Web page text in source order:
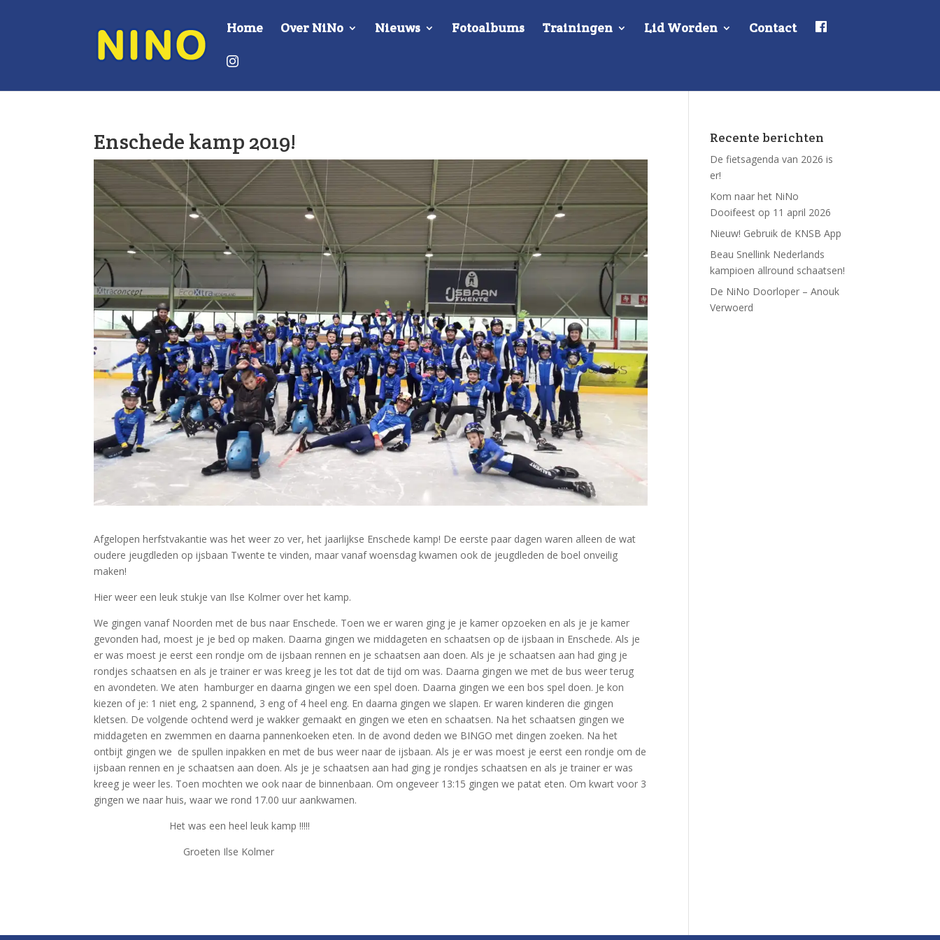
Home Over NiNo Nieuws Fotoalbums Trainingen Lid Worden Contact
k
I
n
t
a
m
Enschede kamp 2019!
Afgelopen herfstvakantie was het weer zo ver, het jaarlijkse Enschede kamp! De eerste paar dagen waren alleen de wat
oudere jeugdleden op ijsbaan Twente te vinden, maar vanaf woensdag kwamen ook de jeugdleden de boel onveilig
maken!
Hier weer een leuk stukje van Ilse Kolmer over het kamp.
We gingen vanaf Noorden met de bus naar Enschede. Toen we er waren ging je je kamer opzoeken en als je je kamer
gevonden had, moest je je bed op maken. Daarna gingen we middageten en schaatsen op de ijsbaan in Enschede. Als je
er was moest je eerst een rondje om de ijsbaan rennen en je schaatsen aan doen. Als je je schaatsen aan had ging je
rondjes schaatsen en als je trainer er was kreeg je les tot dat de tijd om was. Daarna gingen we met de bus weer terug
en avondeten. We aten hamburger en daarna gingen we een spel doen. Daarna gingen we een bos spel doen. Je kon
kiezen of je: 1 niet eng, 2 spannend, 3 eng of 4 heel eng. En daarna gingen we slapen. Er waren kinderen die gingen
kletsen. De volgende ochtend werd je wakker gemaakt en gingen we eten en schaatsen. Na het schaatsen gingen we
middageten en zwemmen en daarna pannenkoeken eten. In de avond deden we BINGO met dingen zoeken. Na het
ontbijt gingen we de spullen inpakken en met de bus weer naar de ijsbaan. Als je er was moest je eerst een rondje om de
ijsbaan rennen en je schaatsen aan doen. Als je je schaatsen aan had ging je rondjes schaatsen en als je trainer er was
kreeg je weer les. Toen mochten we ook naar de binnenbaan. Om ongeveer 13:15 gingen we patat eten. Om kwart voor 3
gingen we naar huis, waar we rond 17.00 uur aankwamen.
Het was een heel leuk kamp !!!!!
Groeten Ilse Kolmer
Recente berichten
De fietsagenda van 2026 is
er!
Kom naar het NiNo
Dooifeest op 11 april 2026
Nieuw! Gebruik de KNSB App
Beau Snellink Nederlands
kampioen allround schaatsen!
De NiNo Doorloper – Anouk
Verwoerd